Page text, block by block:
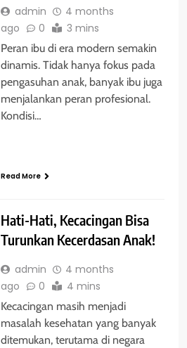
admin
4 months
ago
0 3 mins
Peran ibu di era modern semakin
dinamis. Tidak hanya fokus pada
pengasuhan anak, banyak ibu juga
menjalankan peran profesional.
Kondisi…
Read More
Hati-Hati, Kecacingan Bisa
Turunkan Kecerdasan Anak!
admin
4 months
ago
0 4 mins
Kecacingan masih menjadi
masalah kesehatan yang banyak
ditemukan, terutama di negara